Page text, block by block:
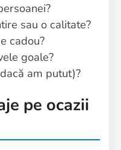
sau o calitate?
cadou?
goale?
am putut)?
pe ocazii